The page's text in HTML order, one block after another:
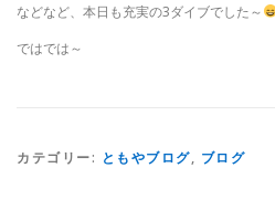
などなど、本日も充実の3ダイブでした～
ではでは～
カテゴリー: ともやブログ, ブログ